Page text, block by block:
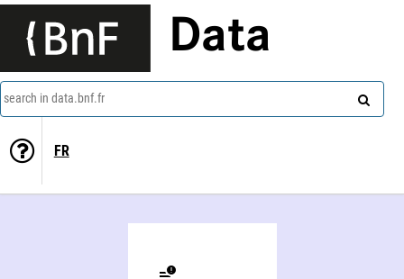
Data
search in data.bnf.fr
FR